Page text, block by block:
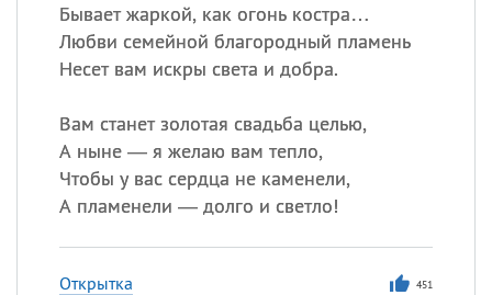
Бывает жаркой, как огонь костра…
Любви семейной благородный пламень
Несет вам искры света и добра.
Вам станет золотая свадьба целью,
А ныне — я желаю вам тепло,
Чтобы у вас сердца не каменели,
А пламенели — долго и светло!
Открытка 451